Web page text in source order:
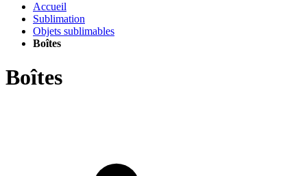
Accueil
Sublimation
Objets sublimables
Boîtes
Boîtes